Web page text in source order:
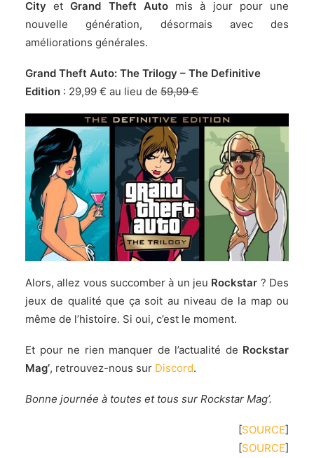
City etGrand Theft Automis à jour pour une
nouvelle génération, désormais avec des
améliorations générales.
Grand Theft Auto: The Trilogy – The Definitive
Edition : 29,99 € au lieu de 59,99 €
Alors, allez vous succomber à un jeu Rockstar ? Des
jeux de qualité que ça soit au niveau de la map ou
même de l’histoire. Si oui, c’est le moment.
Et pour ne rien manquer de l’actualité de Rockstar
Mag’, retrouvez-nous sur Discord.
Bonne journée à toutes et tous sur Rockstar Mag’.
[SOURCE]
[SOURCE]